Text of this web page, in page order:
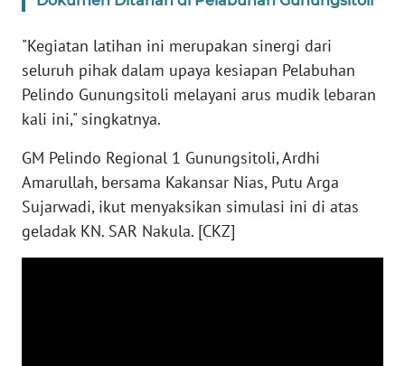
"Kegiatan latihan ini merupakan sinergi dari
seluruh pihak dalam upaya kesiapan Pelabuhan
Pelindo Gunungsitoli melayani arus mudik lebaran
kali ini," singkatnya.
GM Pelindo Regional 1 Gunungsitoli, Ardhi
Amarullah, bersama Kakansar Nias, Putu Arga
Sujarwadi, ikut menyaksikan simulasi ini di atas
geladak KN. SAR Nakula. [CKZ]
WN
SULTRA
WN
NTB
WN
SULBAR